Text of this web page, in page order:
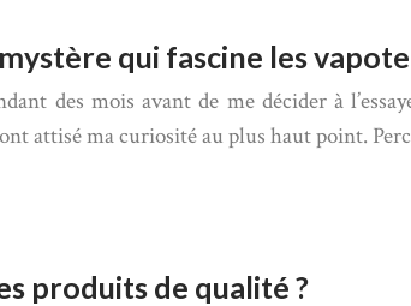
qui fascine les
des mois avant de me décider à
attisé ma curiosité au plus haut point.
produits de qualité ?